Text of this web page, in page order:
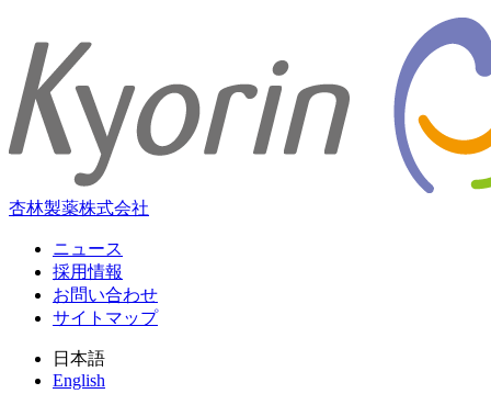
杏林製薬株式会社
ニュース
採用情報
お問い合わせ
サイトマップ
日本語
English